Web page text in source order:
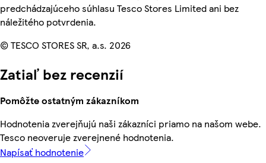
predchádzajúceho súhlasu Tesco Stores Limited ani bez
náležitého potvrdenia.
© TESCO STORES SR, a.s. 2026
Zatiaľ bez recenzií
Pomôžte ostatným zákazníkom
Hodnotenia zverejňujú naši zákazníci priamo na našom webe.
Tesco neoveruje zverejnené hodnotenia.
Napísať hodnotenie